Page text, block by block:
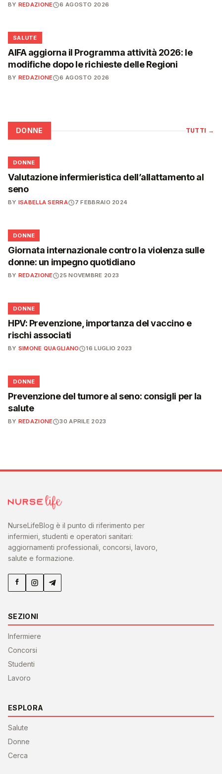
BY REDAZIONE 6 AGOSTO 2026
❤️
SALUTE
AIFA aggiorna il Programma attività 2026: le
modifiche dopo le richieste delle Regioni
BY REDAZIONE 6 AGOSTO 2026
DONNE TUTTI →
🌸
DONNE
Valutazione infermieristica dell’allattamento al
seno
BY ISABELLA SERRA 7 FEBBRAIO 2024
🌸
DONNE
Giornata internazionale contro la violenza sulle
donne: un impegno quotidiano
BY REDAZIONE 25 NOVEMBRE 2023
🌸
DONNE
HPV: Prevenzione, importanza del vaccino e
rischi associati
BY SIMONE QUAGLIANO 16 LUGLIO 2023
🌸
DONNE
Prevenzione del tumore al seno: consigli per la
salute
BY REDAZIONE 30 APRILE 2023
NurseLifeBlog è il punto di riferimento per
infermieri, studenti e operatori sanitari:
aggiornamenti professionali, concorsi, lavoro,
salute e formazione.
SEZIONI
Infermiere
Concorsi
Studenti
Lavoro
ESPLORA
Salute
Donne
Cerca